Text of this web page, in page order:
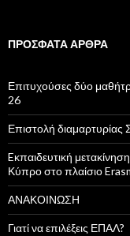
ή
σ
η
γ
ι
α
:
ΠΡΌΣΦΑΤΑ ΆΡΘΡΑ
Επιτυχούσες δύο
26
Επιστολή
Eκπαιδευτική
Κύπρο στο πλαίσιο
ΑΝΑΚΟΙΝΩΣΗ
Γιατί να επιλέξεις ΕΠΑΛ?